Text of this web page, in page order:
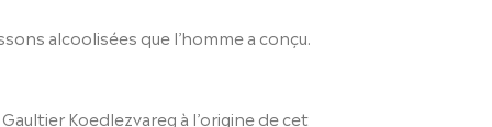
alcoolisées que l’homme a conçu.
Koedlezvareg à l’origine de cet